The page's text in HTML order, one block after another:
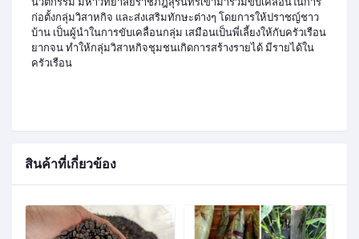
ก่อตั้งกลุ่มวิสาหกิจ และส่งเสริมทักษะต่างๆ โดยการให้ปราชญ์ชาว
บ้าน เป็นผู้นำในการขับเคลื่อนกลุ่ม เสมือนเป็นพี่เลี้ยงให้กับครัวเรือน
ยากจน ทำให้กลุ่มวิสาหกิจชุมชนเกิดการสร้างรายได้ มีรายได้ใน
ครัวเรือน
สินค้าที่เกี่ยวข้อง